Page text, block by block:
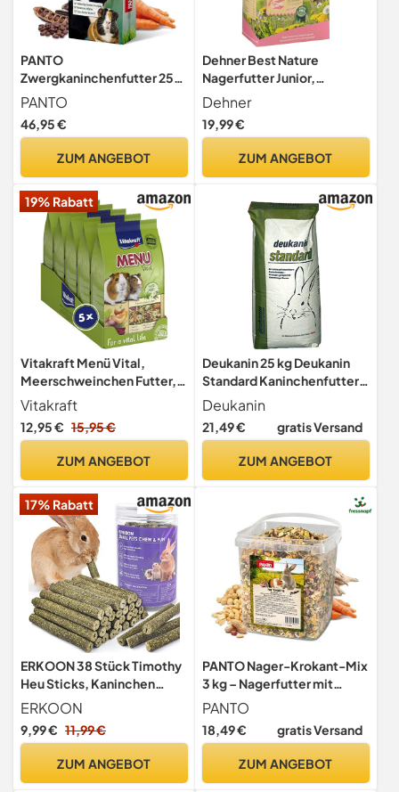
PANTO
Zwergkaninchenfutter 25
kg – Pellets mit Möhren &
Omega-3
PANTO
46,95 €
ZUM ANGEBOT
Dehner Best Nature
Nagerfutter Junior,
Zwergkaninchenfutter
Pellets, 3 kg
Dehner
19,99 €
ZUM ANGEBOT
19% Rabatt
Vitakraft Menü Vital,
Meerschweinchen Futter,
mit Apfel und Kürbis, mit
Kräutern, ohne Zusatz von
Zucker (5X 1kg)
Vitakraft
12,95 € 15,95 €
ZUM ANGEBOT
Deukanin 25 kg Deukanin
Standard Kaninchenfutter
das Futter für Kenner
Deukanin
21,49 € gratis Versand
ZUM ANGEBOT
17% Rabatt
ERKOON 38 Stück Timothy
Heu Sticks, Kaninchen
Kauspielzeug Spielzeug
Meerschweinchen Futter
Hamster Kausnacks für
Meerschweinchen,
ERKOON
9,99 € 11,99 €
ZUM ANGEBOT
PANTO Nager-Krokant-Mix
3 kg – Nagerfutter mit
Flocken & Erdnüssen
PANTO
18,49 € gratis Versand
ZUM ANGEBOT